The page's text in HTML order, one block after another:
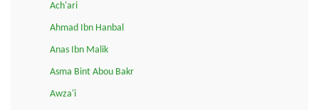
Ach'ari
Ahmad Ibn Hanbal
Anas Ibn Malik
Asma Bint Abou Bakr
Awza'i